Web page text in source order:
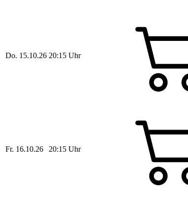
Do. 15.10.26 20:15 Uhr
Fr. 16.10.26 20:15 Uhr